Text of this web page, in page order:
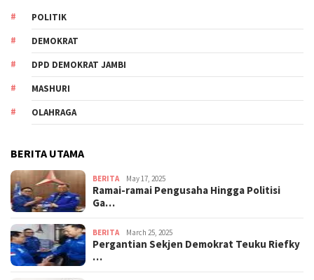
POLITIK
DEMOKRAT
DPD DEMOKRAT JAMBI
MASHURI
OLAHRAGA
BERITA UTAMA
BERITA May 17, 2025
Ramai-ramai Pengusaha Hingga Politisi
Ga…
BERITA March 25, 2025
Pergantian Sekjen Demokrat Teuku Riefky
…